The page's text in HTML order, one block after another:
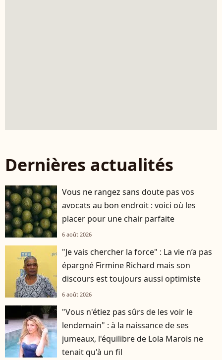
Dernières actualités
Vous ne rangez sans doute pas vos
avocats au bon endroit : voici où les
placer pour une chair parfaite
6 août 2026
"Je vais chercher la force" : La vie n’a pas
épargné Firmine Richard mais son
discours est toujours aussi optimiste
6 août 2026
"Vous n'étiez pas sûrs de les voir le
lendemain" : à la naissance de ses
jumeaux, l'équilibre de Lola Marois ne
tenait qu'à un fil